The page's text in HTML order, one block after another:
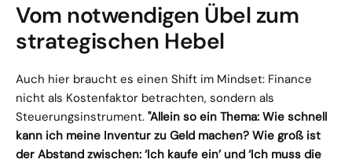
Vom notwendigen Übel zum
strategischen Hebel
Auch hier braucht es einen Shift im Mindset: Finance
nicht als Kostenfaktor betrachten, sondern als
Steuerungsinstrument. "Allein so ein Thema: Wie schnell
kann ich meine Inventur zu Geld machen? Wie groß ist
der Abstand zwischen: ‘Ich kaufe ein’ und ‘Ich muss die